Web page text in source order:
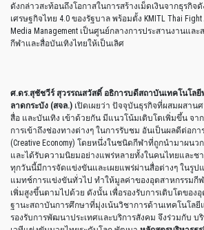
ดังกล่าวสะท้อนถึงโอกาสในการสร้างเม็ดเงินจากธุรกิ
เศรษฐกิจไทย 4.0 ของรัฐบาล พร้อมตั้ง KMITL Thai Fight
Media Management เป็นศูนย์กลางการประสานงานแ
กีฬาและสื่อบันเทิงไทยให้เป็นเลิศ
ศ.ดร.สุชัชวีร์ สุวรรณสวัสดิ์ อธิการบดีสถาบันเทคโนโล
ลาดกระบัง (สจล.) เปิดเผยว่า ปัจจุบันธุรกิจที่ผสมผสาน
สื่อ และบันเทิง เข้าด้วยกัน มีแนวโน้มเติบโตเพิ่มขึ้น จา
การเข้าถึงช่องทางต่างๆ ในการรับชม อันเป็นผลดีต่อก
(Creative Economy) โดยหนึ่งในชนิดกีฬาที่ถูกนำมาผนว
และได้รับความนิยมอย่างแพร่หลายทั้งในคนไทยและช
ทุกวันนี้มีการจัดแข่งขันและเผยแพร่ผ่านสื่อต่างๆ ในรูป
แมทช์การแข่งขันทั่วไป ทำให้มูลค่าของอุตสาหกรรมกีฬ
เพิ่มสูงขึ้นตามไปด้วย ดังนั้น เพื่อรองรับการเติบโตของ
ฐานะสถาบันการศึกษาที่มุ่งเน้นวิชาการด้านเทคโนโลยี
รองรับการพัฒนาประเทศและบริการสังคม จึงร่วมกับ บ